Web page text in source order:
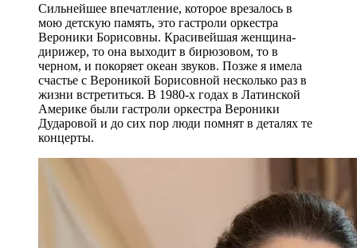
Сильнейшее впечатление, которое врезалось в
мою детскую память, это гастроли оркестра
Вероники Борисовны. Красивейшая женщина-
дирижер, то она выходит в бирюзовом, то в
черном, и покоряет океан звуков. Позже я имела
счастье с Вероникой Борисовной несколько раз в
жизни встретиться. В 1980-х годах в Латинской
Америке были гастроли оркестра Вероники
Дударовой и до сих пор люди помнят в деталях те
концерты.